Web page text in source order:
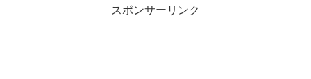
スポンサーリンク